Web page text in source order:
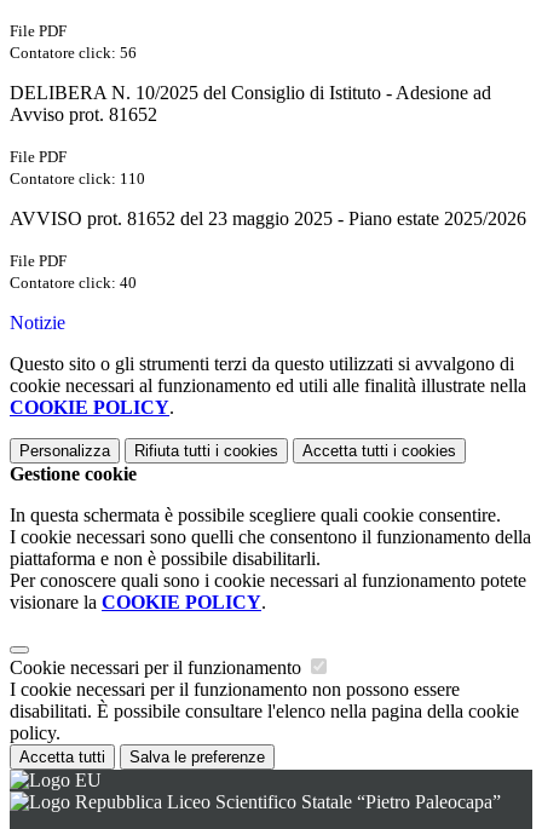
File PDF
Contatore click: 56
DELIBERA N. 10/2025 del Consiglio di Istituto - Adesione ad
Avviso prot. 81652
File PDF
Contatore click: 110
AVVISO prot. 81652 del 23 maggio 2025 - Piano estate 2025/2026
File PDF
Contatore click: 40
Notizie
Questo sito o gli strumenti terzi da questo utilizzati si avvalgono di
cookie necessari al funzionamento ed utili alle finalità illustrate nella
COOKIE POLICY.
Personalizza Rifiuta tutti i cookies Accetta tutti i cookies
Gestione cookie
In questa schermata è possibile scegliere quali cookie consentire.
I cookie necessari sono quelli che consentono il funzionamento della
piattaforma e non è possibile disabilitarli.
Per conoscere quali sono i cookie necessari al funzionamento potete
visionare la COOKIE POLICY.
Cookie necessari per il funzionamento
I cookie necessari per il funzionamento non possono essere
disabilitati. È possibile consultare l'elenco nella pagina della cookie
policy.
Accetta tutti Salva le preferenze
Liceo Scientifico Statale “Pietro Paleocapa”